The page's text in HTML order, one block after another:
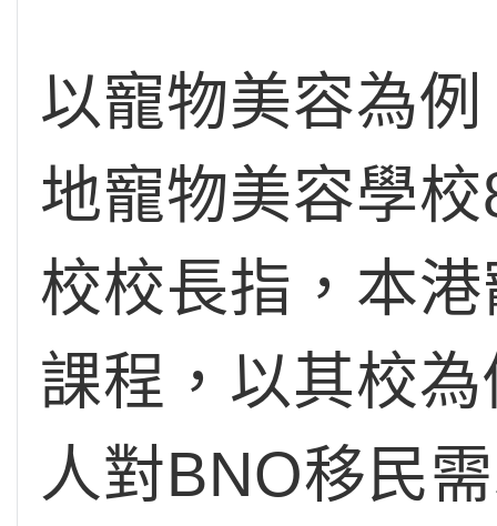
以寵物美容為
地寵物美容學
校校長指，本
課程，以其校
人對BNO移民